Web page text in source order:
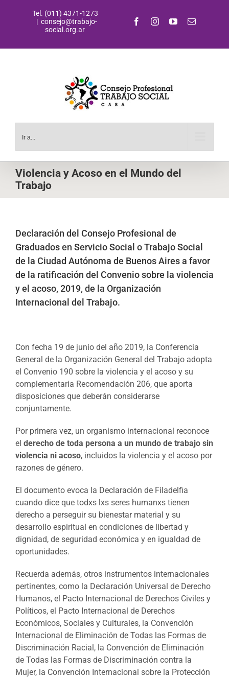
Tel. (011) 4371-1273
| consejo@trabajo-
social.org.ar
FacebookInstagramYouTubeCorreo
Ir a...
Violencia y Acoso en el Mundo del
Trabajo
Declaración del Consejo Profesional de
Graduados en Servicio Social o Trabajo Social
de la Ciudad Autónoma de Buenos Aires a favor
de la ratificación del Convenio sobre la violencia
y el acoso, 2019, de la Organización
Internacional del Trabajo.
Con fecha 19 de junio del año 2019, la Conferencia
General de la Organización General del Trabajo adopta
el Convenio 190 sobre la violencia y el acoso y su
complementaria Recomendación 206, que aporta
disposiciones que deberán considerarse
conjuntamente.
Por primera vez, un organismo internacional reconoce
el derecho de toda persona a un mundo de trabajo sin
violencia ni acoso, incluidos la violencia y el acoso por
razones de género.
El documento evoca la Declaración de Filadelfia
cuando dice que todxs lxs seres humanxs tienen
derecho a perseguir su bienestar material y su
desarrollo espiritual en condiciones de libertad y
dignidad, de seguridad económica y en igualdad de
oportunidades.
Recuerda además, otros instrumentos internacionales
pertinentes, como la Declaración Universal de Derecho
Humanos, el Pacto Internacional de Derechos Civiles y
Políticos, el Pacto Internacional de Derechos
Económicos, Sociales y Culturales, la Convención
Internacional de Eliminación de Todas las Formas de
Discriminación Racial, la Convención de Eliminación
de Todas las Formas de Discriminación contra la
Mujer, la Convención Internacional sobre la Protección